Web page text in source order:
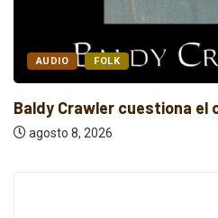
AUDIO FOLK
Baldy Crawler cuestiona el
agosto 8, 2026